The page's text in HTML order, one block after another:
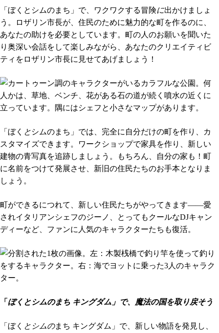
「ぼくとシムのまち」で、ワクワクする冒険に出かけましょ
う。ロザリン市長が、住民のために魅力的な町を作るのに、
あなたの助けを必要としています。町の人のお願いを聞いた
り奥深い会話をして楽しみながら、あなたのクリエイティビ
ティをロザリン市長に見せてあげましょう！
「ぼく とシムのまち」では、完全に自分だけの町を作り、カ
スタマイズできます。ワークショップで家具を作り、新しい
建物の青写真を追跡しましょう。もちろん、自分の家も！町
に名前をつけて発展させ、新旧の住民たちのお手本となりま
しょう。
町ができるにつれて、新しい住民たちがやってきます――愛
されイタリアンシェフのジーノ、とってもクールなDJキャン
ディーなど、ファンに人気のキャラクターたちも復活。
「 ぼくとシムのまち キングダム」で、魔法の国を取り戻そう
「ぼく とシムのまち キングダム」で、新しい物語を発見し、